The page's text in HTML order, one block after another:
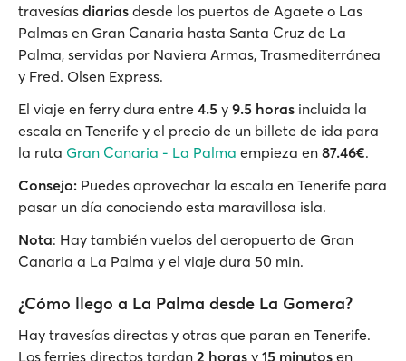
travesías diarias desde los puertos de Agaete o Las
Palmas en Gran Canaria hasta Santa Cruz de La
Palma, servidas por Naviera Armas, Trasmediterránea
y Fred. Olsen Express.
El viaje en ferry dura entre 4.5 y 9.5 horas incluida la
escala en Tenerife y el precio de un billete de ida para
la ruta Gran Canaria - La Palma empieza en 87.46€.
Consejo: Puedes aprovechar la escala en Tenerife para
pasar un día conociendo esta maravillosa isla.
Nota: Hay también vuelos del aeropuerto de Gran
Canaria a La Palma y el viaje dura 50 min.
¿Cómo llego a La Palma desde La Gomera?
Hay travesías directas y otras que paran en Tenerife.
Los ferries directos tardan 2 horas y 15 minutos en